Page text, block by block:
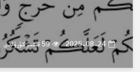
2025-08-24 59 قېتىم كۆرۈلدى